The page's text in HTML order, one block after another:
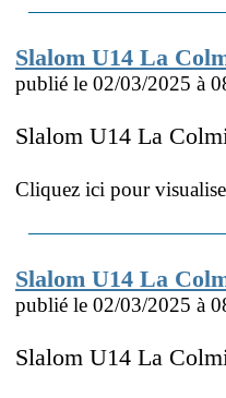
Slalom U14 La
publié le 02/03/2025 à
Slalom U14 La
Cliquez ici pour
Slalom U14 La
publié le 02/03/2025 à
Slalom U14 La